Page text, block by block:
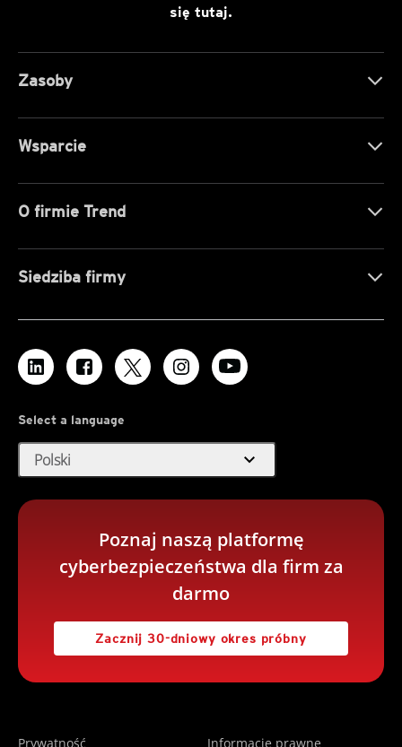
się tutaj.
Zasoby
Wsparcie
O firmie Trend
Siedziba firmy
Select a language
Polski expand_more
Poznaj naszą platformę
cyberbezpieczeństwa dla firm za
darmo
Zacznij 30-dniowy okres próbny
Prywatność Informacje prawne